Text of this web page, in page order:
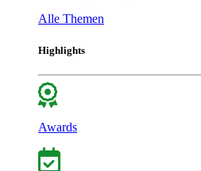
Alle Themen
Highlights
Awards